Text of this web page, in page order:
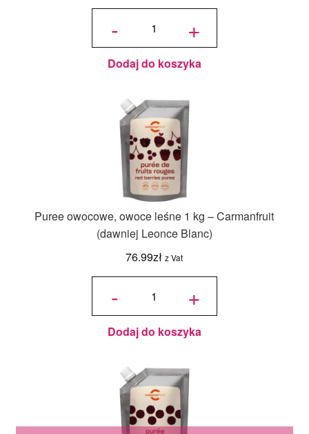
-
ilość Puree
1 kg -
Carmanfruit
(dawniej
Leonce
Blanc)
+
Dodaj do koszyka
Puree owocowe, owoce leśne 1 kg – Carmanfruit
(dawniej Leonce Blanc)
76.99zł z Vat
-
ilość Puree
leśne 1 kg -
Carmanfruit
(dawniej
Leonce
Blanc)
+
Dodaj do koszyka